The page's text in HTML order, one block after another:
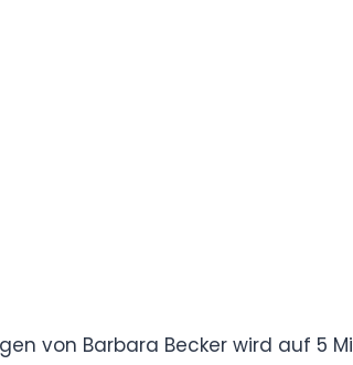
von Barbara Becker wird auf 5